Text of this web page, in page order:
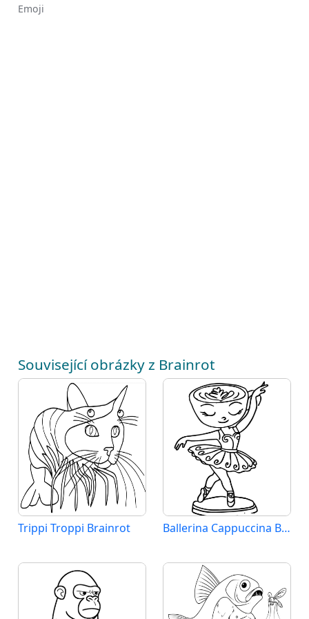
Emoji
Související obrázky z Brainrot
Trippi Troppi Brainrot Ballerina Cappuccina Brainrot